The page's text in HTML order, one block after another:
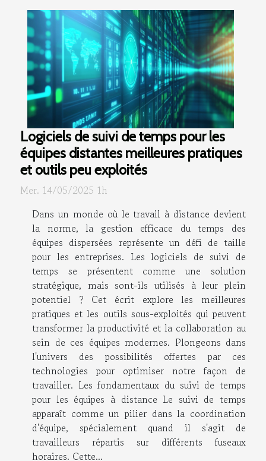
Logiciels de suivi de temps pour les
équipes distantes meilleures pratiques
et outils peu exploités
Mer. 14/05/2025 1h
Dans un monde où le travail à distance devient
la norme, la gestion efficace du temps des
équipes dispersées représente un défi de taille
pour les entreprises. Les logiciels de suivi de
temps se présentent comme une solution
stratégique, mais sont-ils utilisés à leur plein
potentiel ? Cet écrit explore les meilleures
pratiques et les outils sous-exploités qui peuvent
transformer la productivité et la collaboration au
sein de ces équipes modernes. Plongeons dans
l'univers des possibilités offertes par ces
technologies pour optimiser notre façon de
travailler. Les fondamentaux du suivi de temps
pour les équipes à distance Le suivi de temps
apparaît comme un pilier dans la coordination
d'équipe, spécialement quand il s'agit de
travailleurs répartis sur différents fuseaux
horaires. Cette...